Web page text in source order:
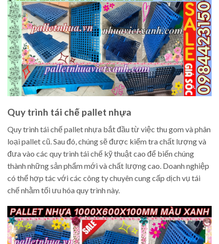
Quy trình tái chế pallet nhựa
Quy trình tái chế pallet nhựa bắt đầu từ việc thu gom và phân
loại pallet cũ. Sau đó, chúng sẽ được kiểm tra chất lượng và
đưa vào các quy trình tái chế kỹ thuật cao để biến chúng
thành những sản phẩm mới và chất lượng cao. Doanh nghiệp
có thể hợp tác với các công ty chuyên cung cấp dịch vụ tái
chế nhằm tối ưu hóa quy trình này.